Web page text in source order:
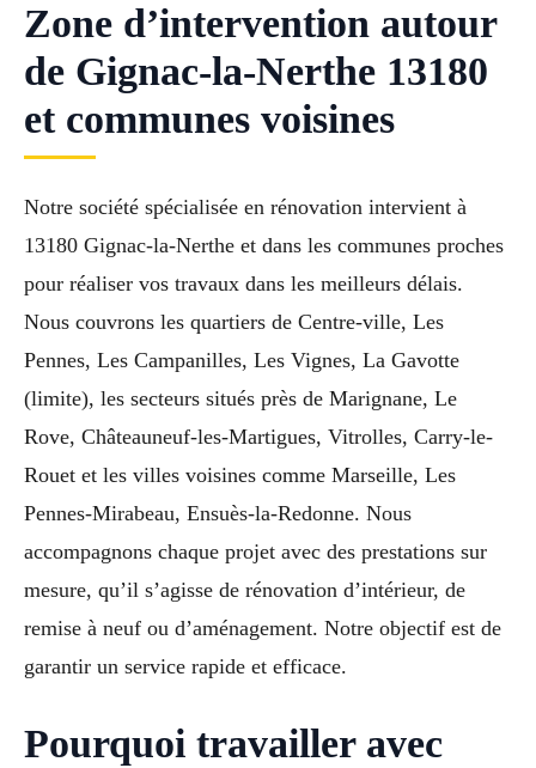
Zone d’intervention autour
de Gignac-la-Nerthe 13180
et communes voisines
Notre société spécialisée en rénovation intervient à
13180 Gignac-la-Nerthe et dans les communes proches
pour réaliser vos travaux dans les meilleurs délais.
Nous couvrons les quartiers de Centre-ville, Les
Pennes, Les Campanilles, Les Vignes, La Gavotte
(limite), les secteurs situés près de Marignane, Le
Rove, Châteauneuf-les-Martigues, Vitrolles, Carry-le-
Rouet et les villes voisines comme Marseille, Les
Pennes-Mirabeau, Ensuès-la-Redonne. Nous
accompagnons chaque projet avec des prestations sur
mesure, qu’il s’agisse de rénovation d’intérieur, de
remise à neuf ou d’aménagement. Notre objectif est de
garantir un service rapide et efficace.
Pourquoi travailler avec